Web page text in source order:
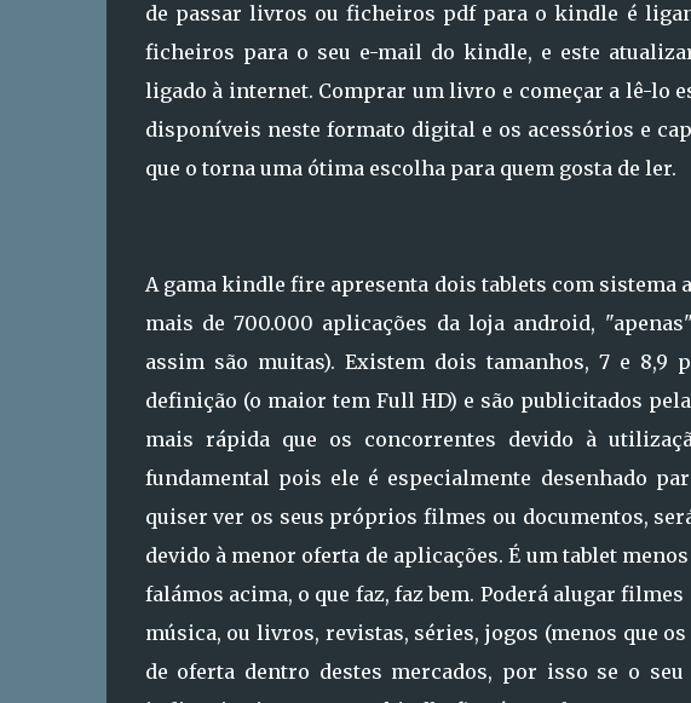
de passar livros ou ficheiros pdf para o kindle é
ficheiros para o seu e-mail do kindle, e este
ligado à internet. Comprar um livro e começar a lê-lo
disponíveis neste formato digital e os acessórios e
que o torna uma ótima escolha para quem gosta de ler.
A gama kindle fire apresenta dois tablets com sistema
mais de 700.000 aplicações da loja android,
assim são muitas). Existem dois tamanhos, 7 e 8,9
definição (o maior tem Full HD) e são publicitados
mais rápida que os concorrentes devido à
fundamental pois ele é especialmente desenhado
quiser ver os seus próprios filmes ou documentos,
devido à menor oferta de aplicações. É um tablet
falámos acima, o que faz, faz bem. Poderá alugar
música, ou livros, revistas, séries, jogos (menos que
de oferta dentro destes mercados, por isso se o